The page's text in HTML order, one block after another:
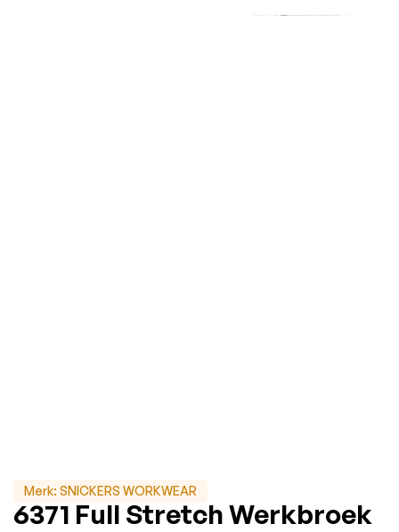
Merk: SNICKERS WORKWEAR
6371 Full Stretch Werkbroek